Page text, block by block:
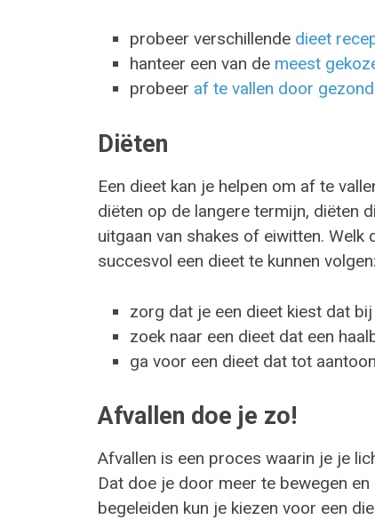
probeer verschillende dieet
hanteer een van de meest
probeer af te vallen door
Diëten
Een dieet kan je helpen om af te
diëten op de langere termijn, diëten
uitgaan van shakes of eiwitten.
succesvol een dieet te kunnen volgen:
zorg dat je een dieet kiest dat
zoek naar een dieet dat een
ga voor een dieet dat tot
Afvallen doe je zo!
Afvallen is een proces waarin je je
Dat doe je door meer te bewegen
begeleiden kun je kiezen voor een